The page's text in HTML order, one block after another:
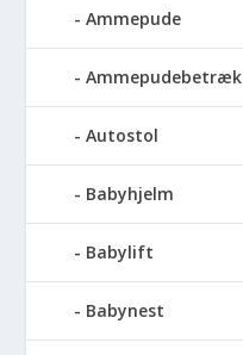
Ammepude
Ammepudebetræk
Autostol
Babyhjelm
Babylift
Babynest